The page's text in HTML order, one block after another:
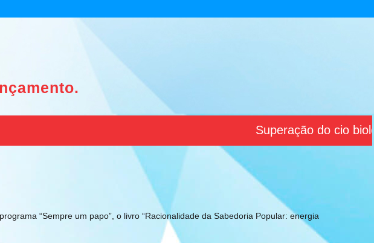
Superação do cio
“Sempre um papo”, o livro “Racionalidade da Sabedoria Popular: energia